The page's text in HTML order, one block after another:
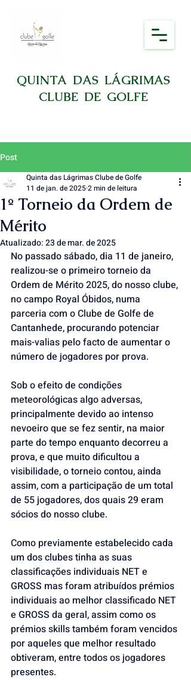
QUINTA DAS LÁGRIMAS
CLUBE DE GOLFE
Post
1º Torneio da Ordem de
Mérito
Quinta das Lágrimas Clube de Golfe
11 de jan. de 20252 min de leitura
Atualizado:23 de mar. de 2025
No passado sábado, dia 11 de janeiro,
realizou-se o primeiro torneio da
Ordem de Mérito 2025, do nosso clube,
no campo Royal Óbidos, numa
parceria com o Clube de Golfe de
Cantanhede, procurando potenciar
mais-valias pelo facto de aumentar o
número de jogadores por prova.
Sob o efeito de condições
meteorológicas algo adversas,
principalmente devido ao intenso
nevoeiro que se fez sentir, na maior
parte do tempo enquanto decorreu a
prova, e que muito dificultou a
visibilidade, o torneio contou, ainda
assim, com a participação de um total
de 55 jogadores, dos quais 29 eram
sócios do nosso clube.
Como previamente estabelecido cada
um dos clubes tinha as suas
classificações individuais NET e
GROSS mas foram atribuídos prémios
individuais ao melhor classificado NET
e GROSS da geral, assim como os
prémios skills também foram vencidos
por aqueles que melhor resultado
obtiveram, entre todos os jogadores
presentes.